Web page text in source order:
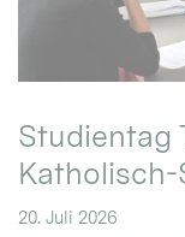
Studientag
20. Juli 2026